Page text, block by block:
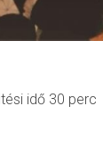
idő 30 perc